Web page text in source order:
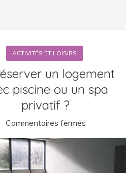
ACTIVITÉS ET LOISIRS
un logement
piscine ou un spa
privatif ?
Commentaires ferméssur
Où